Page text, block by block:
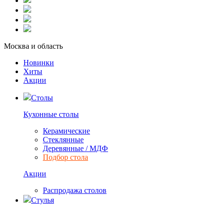
Москва и область
Новинки
Хиты
Акции
Столы
Кухонные столы
Керамические
Стеклянные
Деревянные / МДФ
Подбор стола
Акции
Распродажа столов
Стулья